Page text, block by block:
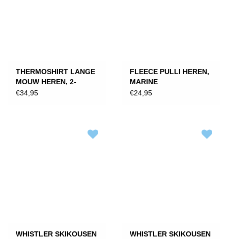
THERMOSHIRT LANGE
MOUW HEREN, 2-
PACK/ZWART
€34,95
FLEECE PULLI HEREN,
MARINE
€24,95
WHISTLER SKIKOUSEN
WHISTLER SKIKOUSEN